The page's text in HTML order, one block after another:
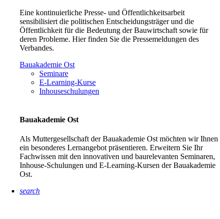
Eine kontinuierliche Presse- und Öffentlichkeitsarbeit
sensibilisiert die politischen Entscheidungsträger und die
Öffentlichkeit für die Bedeutung der Bauwirtschaft sowie für
deren Probleme. Hier finden Sie die Pressemeldungen des
Verbandes.
Bauakademie Ost
Seminare
E-Learning-Kurse
Inhouseschulungen
Bauakademie Ost
Als Muttergesellschaft der Bauakademie Ost möchten wir Ihnen
ein besonderes Lernangebot präsentieren. Erweitern Sie Ihr
Fachwissen mit den innovativen und baurelevanten Seminaren,
Inhouse-Schulungen und E-Learning-Kursen der Bauakademie
Ost.
search